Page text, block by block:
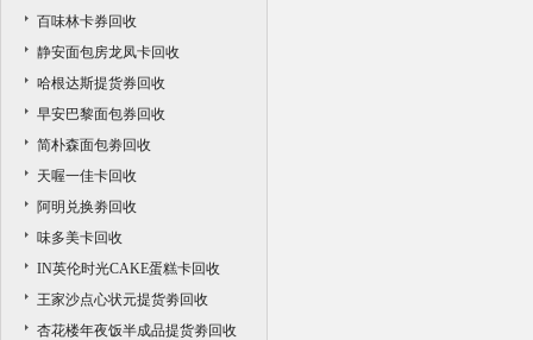
百味林卡券回收
静安面包房龙凤卡回收
哈根达斯提货券回收
早安巴黎面包券回收
简朴森面包劵回收
天喔一佳卡回收
阿明兑换劵回收
味多美卡回收
IN英伦时光CAKE蛋糕卡回收
王家沙点心状元提货劵回收
杏花楼年夜饭半成品提货劵回收